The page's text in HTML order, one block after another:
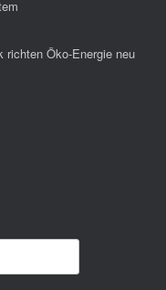
richten Öko-Energie neu